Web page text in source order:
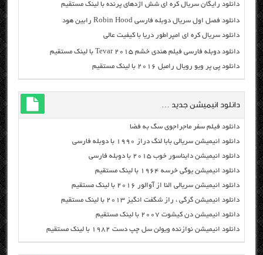
دانلود رایگان سریال کره ای شش اژدهای پرنده با لینک مستقیم
دانلود فصل اول سریال دوبله فارسی Robin Hood رابین هود
دانلود سریال کره ای امپراطور دریا با کیفیت عالی
دانلود دوبله فارسی فیلم هندی خشم Tevar ۲۰۱۵ با لینک مستقیم
دانلود پی پر ویو رویال رامبل ۲۰۱۶ با لینک مستقیم
دانلود انیمیشن جدید …
دانلود فیلم سفر ماجراجوی سگ به فضا
دانلود انیمیشن سریالی بابا لنگ دراز ۱۹۹۰ با دوبله فارسی
دانلود انیمیشن دایناسور خوب ۲۰۱۵ با دوبله فارسی
دانلود انیمیشن یوگی خرسه ۱۹۶۴ با لینک مستقیم
دانلود انیمیشن سریالی النا از آوالور ۲۰۱۶ با لینک مستقیم
دانلود انیمیشن گرگی ، راز شگفت انگیز ۲۰۱۳ با لینک مستقیم
دانلود انیمیشن دن کیشوت ۲۰۰۷ با لینک مستقیم
دانلود انیمیشن نوازنده ویولن سل چپ دست ۱۹۸۲ با لینک مستقیم